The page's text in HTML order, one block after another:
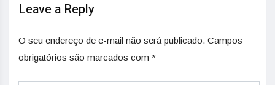
Leave a Reply
O seu endereço de e-mail não será publicado. Campos
obrigatórios são marcados com *